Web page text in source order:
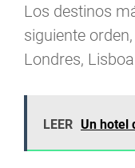
Los destinos
siguiente
Londres,
LEER Un hotel